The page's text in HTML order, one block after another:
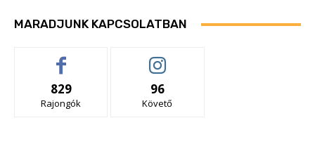
MARADJUNK KAPCSOLATBAN
829
Rajongók
96
Követő